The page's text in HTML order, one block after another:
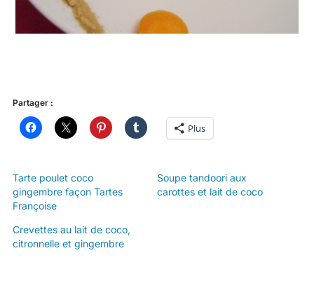
Partager :
Plus
Tarte poulet coco
gingembre façon Tartes
Françoise
Soupe tandoori aux
carottes et lait de coco
Crevettes au lait de coco,
citronnelle et gingembre